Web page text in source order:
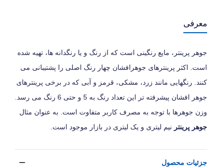
معرفی
جوهر پرینتر، مایع رنگینی است که از رنگ و یا رنگدانه ها، تهیه شده
است. اکثر پرینترهای جوهرافشان چهار رنگ اصلی را پشتیبانی می
کنند. رنگهایی مانند زرد، مشکی، قرمز و آبی که در برخی پرینترهای
جوهر افشان پیشرفته تر این تعداد رنگ به 5 و حتی 6 رنگ می رسد.
وزن جوهرها با توجه به مصرف کاربر متفاوت است. به عنوان مثال
جوهر پرینتر نیم لیتری و یک لیتری در بازار موجود است.
جزئیات محصول